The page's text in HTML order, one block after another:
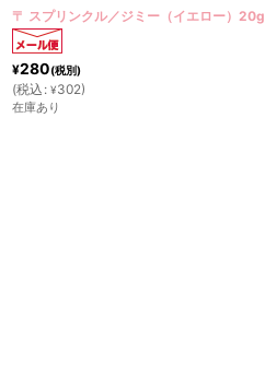
〒 スプリンクル／ジミー（イエロー）20g
¥280(税別)
(税込 : ¥302)
在庫あり